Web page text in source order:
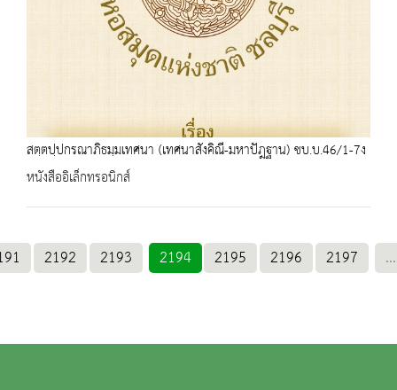
สตฺตปฺปกรณาภิธมฺมเทศนา (เทศนาสังคิณี-มหาปัฎฐาน) ชบ.บ.46/1-7ง
หนังสืออิเล็กทรอนิกส์
2192 2193 2194 2195 2196 2197 ...